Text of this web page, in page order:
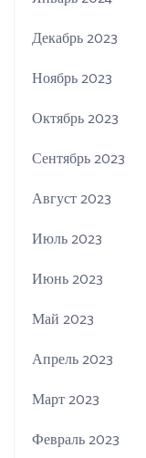
Декабрь 2023
Ноябрь 2023
Октябрь 2023
Сентябрь 2023
Август 2023
Июль 2023
Июнь 2023
Май 2023
Апрель 2023
Март 2023
Февраль 2023